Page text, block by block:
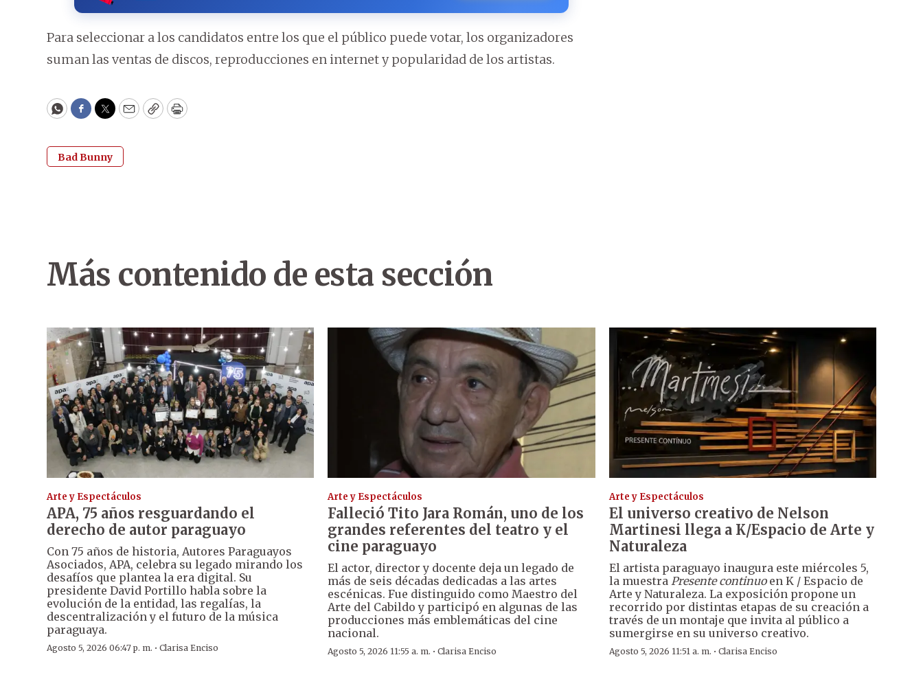
Para seleccionar a los candidatos entre los que el público puede votar, los organizadores
suman las ventas de discos, reproducciones en internet y popularidad de los artistas.
WhatsApp
Facebook
Twitter
EmailCopyPrint
Bad Bunny
Más contenido de esta sección
Arte y Espectáculos
APA, 75 años resguardando el
derecho de autor paraguayo
Con 75 años de historia, Autores Paraguayos
Asociados, APA, celebra su legado mirando los
desafíos que plantea la era digital. Su
presidente David Portillo habla sobre la
evolución de la entidad, las regalías, la
descentralización y el futuro de la música
paraguaya.
Agosto 5, 2026 06:47 p. m. · Clarisa Enciso
Arte y Espectáculos
Falleció Tito Jara Román, uno de los
grandes referentes del teatro y el
cine paraguayo
El actor, director y docente deja un legado de
más de seis décadas dedicadas a las artes
escénicas. Fue distinguido como Maestro del
Arte del Cabildo y participó en algunas de las
producciones más emblemáticas del cine
nacional.
Agosto 5, 2026 11:55 a. m. ·Clarisa Enciso
Arte y Espectáculos
El universo creativo de Nelson
Martinesi llega a K/Espacio de Arte y
Naturaleza
El artista paraguayo inaugura este miércoles 5,
la muestra Presente continuoen K / Espacio de
Arte y Naturaleza. La exposición propone un
recorrido por distintas etapas de su creación a
través de un montaje que invita al público a
sumergirse en su universo creativo.
Agosto 5, 2026 11:51 a. m. · Clarisa Enciso